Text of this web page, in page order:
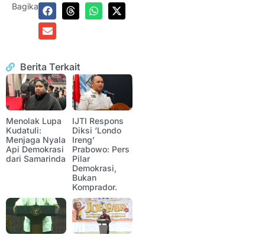
Bagikan:
Berita Terkait
Menolak Lupa
Kudatuli:
Menjaga Nyala
Api Demokrasi
dari Samarinda
IJTI Respons
Diksi ‘Londo
Ireng’
Prabowo: Pers
Pilar
Demokrasi,
Bukan
Komprador.